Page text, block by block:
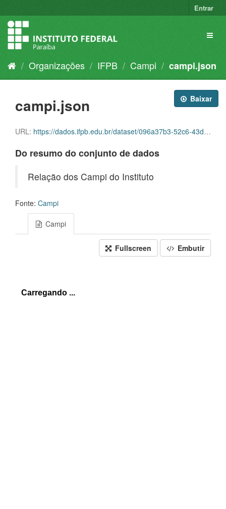
Entrar
Organizações IFPB Campi campi.json
Baixar
campi.json
URL: https://dados.ifpb.edu.br/dataset/096a37b3-52c6-43d6-9ec3-6de5b73b51a0/resource/891d618b-6b0b-4001-a4ca-96975d1bf73b/download/campi.json
Do resumo do conjunto de dados
Relação dos Campi do Instituto
Fonte: Campi
Campi
Fullscreen Embutir